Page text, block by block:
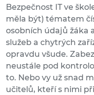
Bezpečnost IT ve
měla být) tématem
osobních údajů žáka
služeb a chytrých
opravdu všude.
neustále pod
to. Nebo vy už snad
učitelů, kteří s nimi